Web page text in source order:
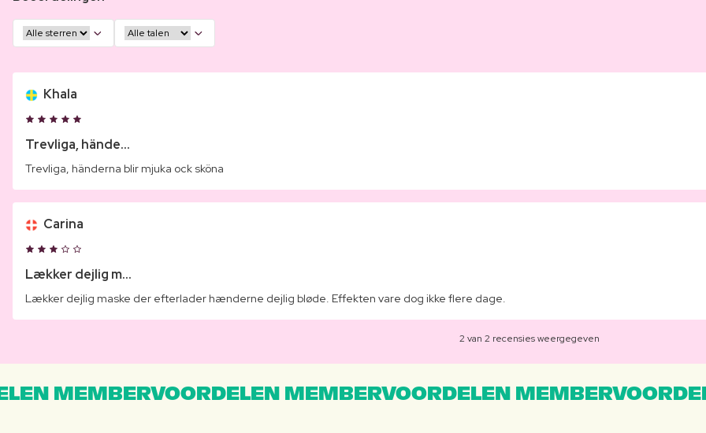
Khala
Trevliga, hände...
Trevliga, händerna blir mjuka ock sköna
Carina
Lækker dejlig m...
Lækker dejlig maske der efterlader hænderne dejlig bløde. Effekten vare dog ikke flere dage.
2 van 2 recensies weergegeven
MEMBERVOORDELEN MEMBERVOORDELEN